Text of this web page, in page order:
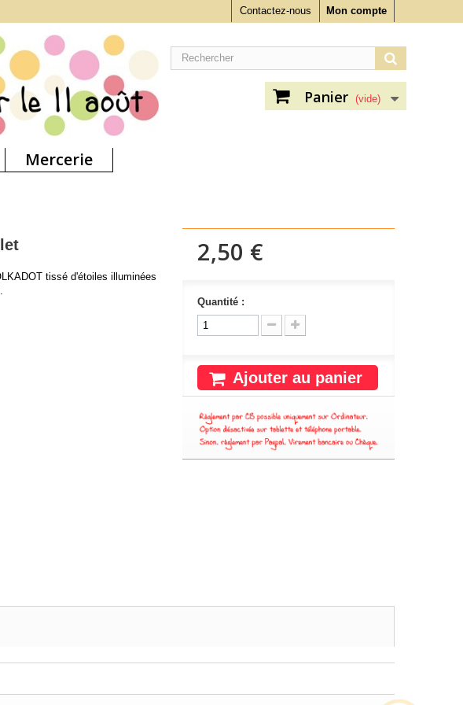
Mon compte
Contactez-nous
Panier (vide)
Mercerie
tissé d'étoiles illuminées
2,50 €
Quantité :
Ajouter au panier